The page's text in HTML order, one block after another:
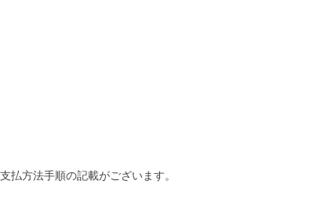
払方法手順の記載がございます。